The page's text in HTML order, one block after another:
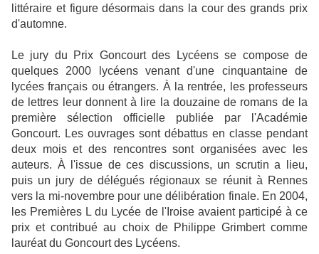
littéraire et figure désormais dans la cour des grands prix
d'automne.
Le jury du Prix Goncourt des Lycéens se compose de
quelques 2000 lycéens venant d'une cinquantaine de
lycées français ou étrangers. À la rentrée, les professeurs
de lettres leur donnent à lire la douzaine de romans de la
première sélection officielle publiée par l'Académie
Goncourt. Les ouvrages sont débattus en classe pendant
deux mois et des rencontres sont organisées avec les
auteurs. À l'issue de ces discussions, un scrutin a lieu,
puis un jury de délégués régionaux se réunit à Rennes
vers la mi-novembre pour une délibération finale. En 2004,
les Premières L du Lycée de l'Iroise avaient participé à ce
prix et contribué au choix de Philippe Grimbert comme
lauréat du Goncourt des Lycéens.